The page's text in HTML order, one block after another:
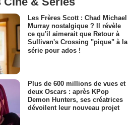
Les Frères Scott : Chad Michael
Murray nostalgique ? Il révèle
ce qu'il aimerait que Retour à
Sullivan's Crossing "pique" à la
série pour ados !
Plus de 600 millions de vues et
deux Oscars : après KPop
Demon Hunters, ses créatrices
dévoilent leur nouveau projet